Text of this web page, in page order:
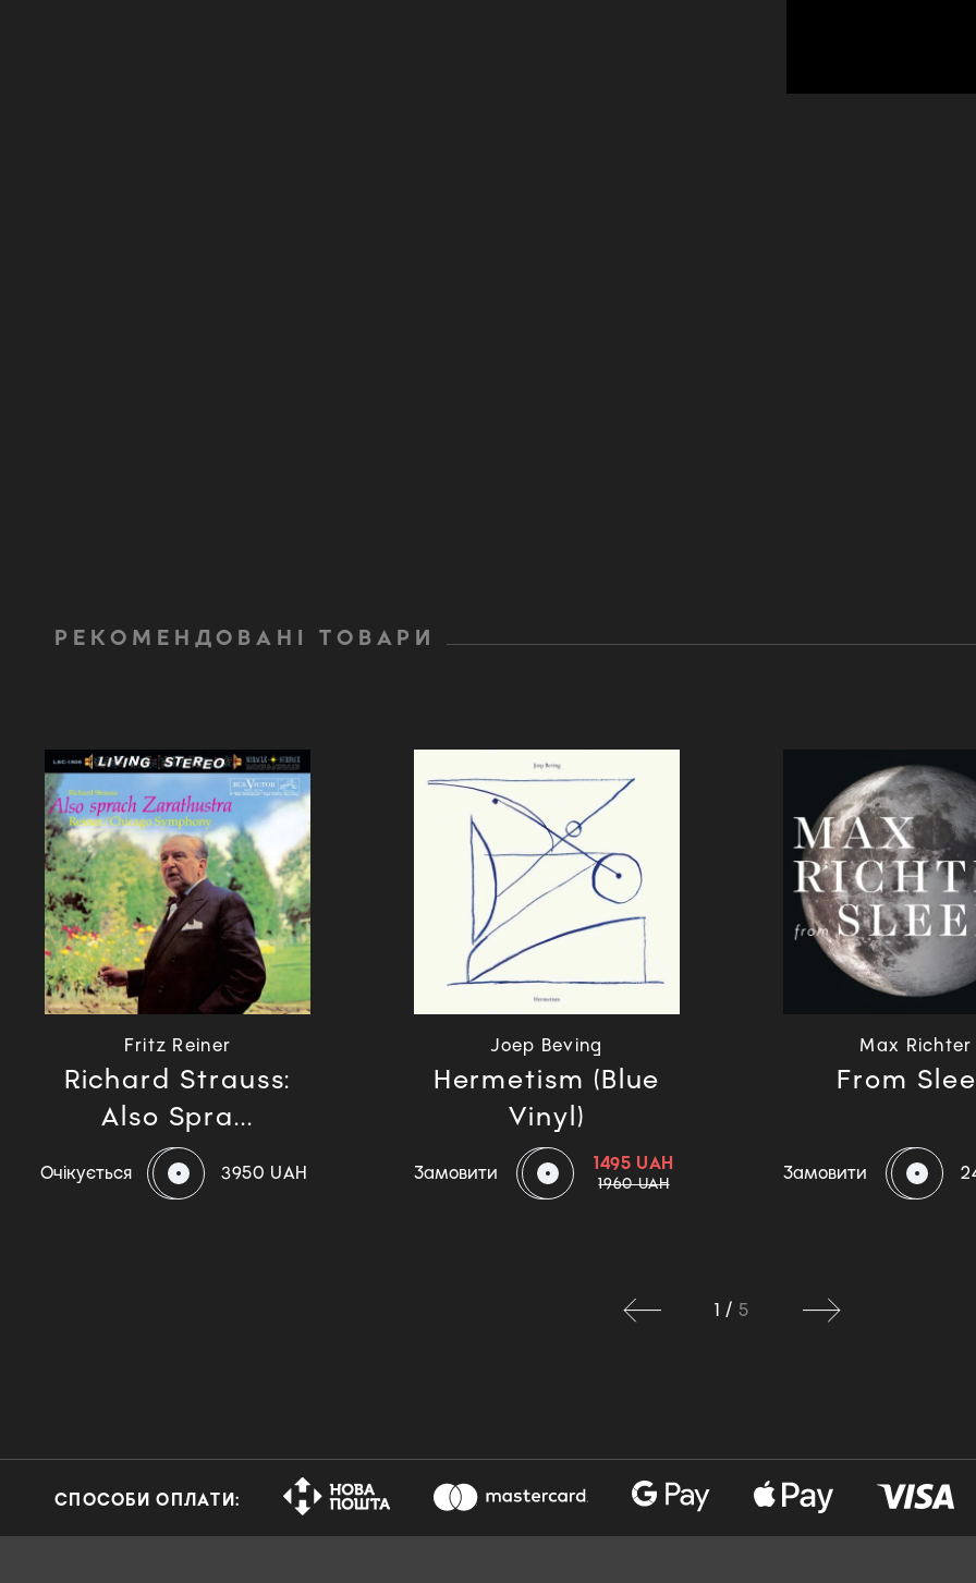
РЕКОМЕНДОВАНІ ТОВАРИ
Fritz Reiner
Richard Strauss:
Also Spra...
Очікується 3950 UAH
Joep Beving
Hermetism (Blue
Vinyl)
Замовити 1495 UAH
1960 UAH
Max Richter
From
Замовити
1 / 5
СПОСОБИ ОПЛАТИ: